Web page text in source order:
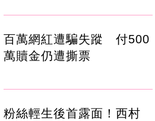
百萬網紅遭騙失蹤 付500
萬贖金仍遭撕票
粉絲輕生後首露面！西村